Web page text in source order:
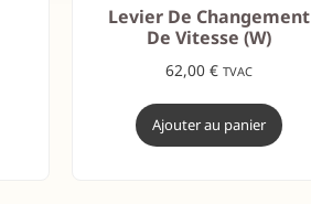
Levier De Changement
De Vitesse (W)
62,00 € TVAC
Ajouter au panier